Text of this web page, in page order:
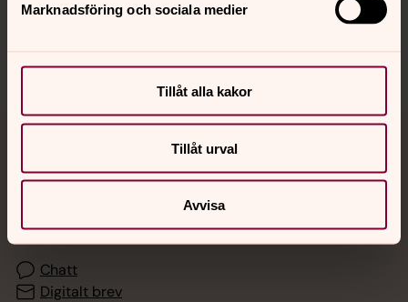
Marknadsföring och sociala medier
Tillåt alla kakor
Tillåt urval
Avvisa
Sociala kanaler
Jourhavande präst
med en präst på kvällar och nätter.
Chatt
Digitalt brev